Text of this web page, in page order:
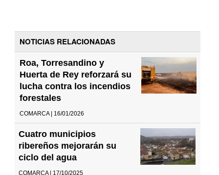
NOTICIAS RELACIONADAS
Roa, Torresandino y
Huerta de Rey reforzará su
lucha contra los incendios
forestales
COMARCA | 16/01/2026
Cuatro municipios
ribereños mejorarán su
ciclo del agua
COMARCA | 17/10/2025